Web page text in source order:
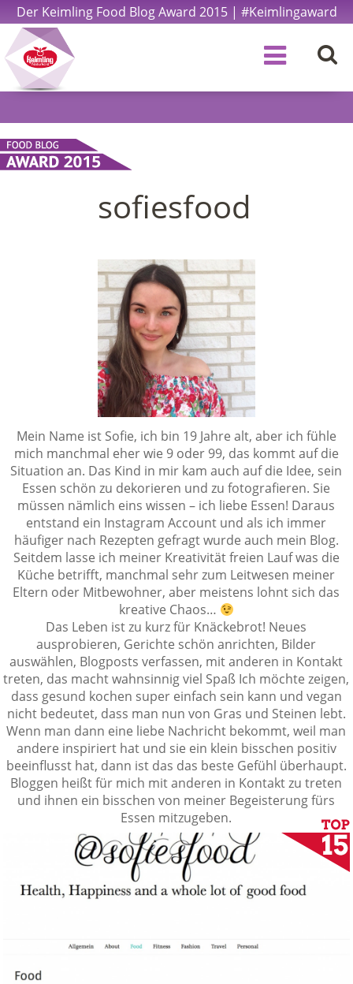
Der Keimling Food Blog Award 2015 | #Keimlingaward
sofiesfood
Mein Name ist Sofie, ich bin 19 Jahre alt, aber ich fühle
mich manchmal eher wie 9 oder 99, das kommt auf die
Situation an. Das Kind in mir kam auch auf die Idee, sein
Essen schön zu dekorieren und zu fotografieren. Sie
müssen nämlich eins wissen – ich liebe Essen! Daraus
entstand ein Instagram Account und als ich immer
häufiger nach Rezepten gefragt wurde auch mein Blog.
Seitdem lasse ich meiner Kreativität freien Lauf was die
Küche betrifft, manchmal sehr zum Leitwesen meiner
Eltern oder Mitbewohner, aber meistens lohnt sich das
kreative Chaos…
Das Leben ist zu kurz für Knäckebrot! Neues
ausprobieren, Gerichte schön anrichten, Bilder
auswählen, Blogposts verfassen, mit anderen in Kontakt
treten, das macht wahnsinnig viel Spaß Ich möchte zeigen,
dass gesund kochen super einfach sein kann und vegan
nicht bedeutet, dass man nun von Gras und Steinen lebt.
Wenn man dann eine liebe Nachricht bekommt, weil man
andere inspiriert hat und sie ein klein bisschen positiv
beeinflusst hat, dann ist das das beste Gefühl überhaupt.
Bloggen heißt für mich mit anderen in Kontakt zu treten
und ihnen ein bisschen von meiner Begeisterung fürs
Essen mitzugeben.